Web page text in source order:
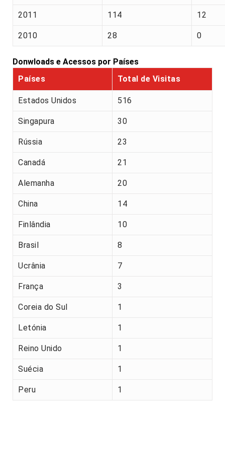
2011 114 12
2010 28 0
Donwloads e Acessos por Países
Países
Total de Visitas
Estados Unidos 516
Singapura 30
Rússia 23
Canadá 21
Alemanha 20
China 14
Finlândia 10
Brasil 8
Ucrânia 7
França 3
Coreia do Sul 1
Letónia 1
Reino Unido 1
Suécia 1
Peru 1